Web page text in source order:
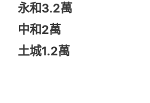
永和3.2萬
中和2萬
土城1.2萬